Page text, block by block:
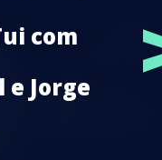
com
e Jorge